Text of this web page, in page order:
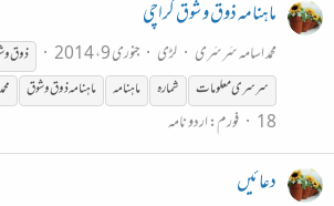
ماہنامہ ذوق و شوق کراچی
محمد اسامہ سَرسَری لڑی جنوری 9، 2014 ذوق و
سرسریمعلومات شمارہ ماہنامہ ماہنامہ ذوق و شوق
18
فورم:اردو نامہ
دعائیں